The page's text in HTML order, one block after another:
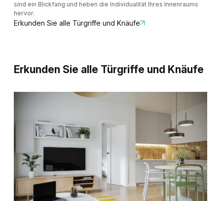
sind ein Blickfang und heben die Individualität Ihres Innenraums
hervor.
Erkunden Sie alle Türgriffe und Knäufe
Erkunden Sie alle Türgriffe und Knäufe